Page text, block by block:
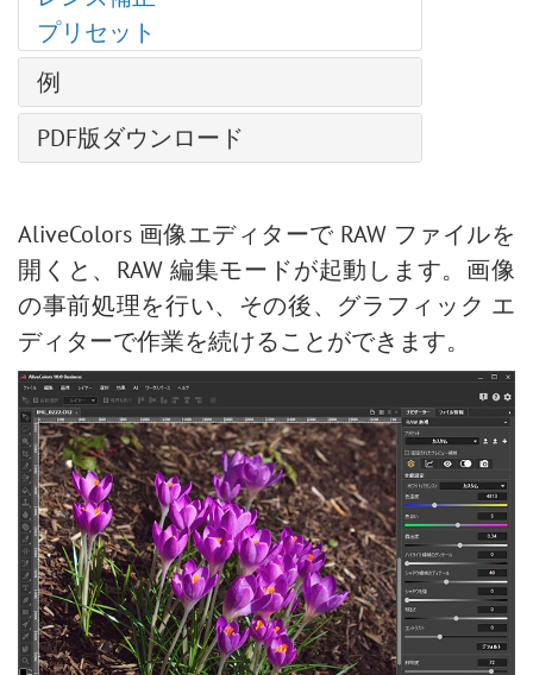
Enhancer プラグイン
Neon プラグイン
NatureArt プラグイン
LightShop プラグイン
HDRFactory プラグイン
整列ツールのオプション
白黒による調整
しきい値による調整
反転による調整
色相/彩度の調整
明るさ/コントラストの調整
カーブでの調整
レベル補正
画像のサイズ変更
ニューラル フィルター (AI)
インストール方法 (Win)
インストール方法 (Mac)
テクスチャ塗りつぶし
二階調
内蔵 プラグイン
外部プラグイン
詳細なブラシ設定
手のひらツール
ズームツール
プリセット
例
天候を変更
AliveColors で写真を白黒に変換する5つの方法
バレンタインデーカード
ポップアートの人物画
ポラロイド写真のコラージュ
本棚:デスクトップの壁紙作成
モザイク効果
水滴
輪郭線の効果
ビンテージ写真の効果
古い写真の効果
ぼけ味効果
階調の調整
目の色を変更する方法
人物画の編集 : 眼鏡を除去
PDF版ダウンロード
AliveColors 画像エディターで RAW ファイルを
開くと、RAW 編集モードが起動します。画像
の事前処理を行い、その後、グラフィック エ
ディターで作業を続けることができます。